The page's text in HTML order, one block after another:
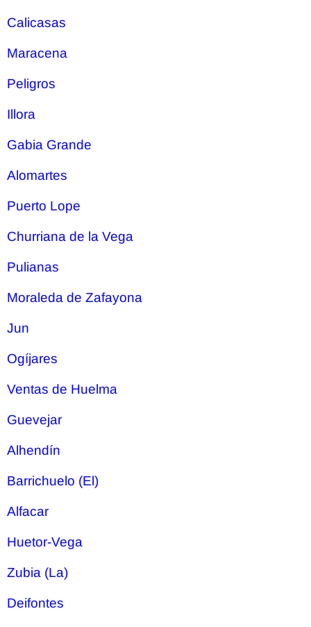
Calicasas
Maracena
Peligros
Illora
Gabia Grande
Alomartes
Puerto Lope
Churriana de la Vega
Pulianas
Moraleda de Zafayona
Jun
Ogíjares
Ventas de Huelma
Guevejar
Alhendín
Barrichuelo (El)
Alfacar
Huetor-Vega
Zubia (La)
Deifontes